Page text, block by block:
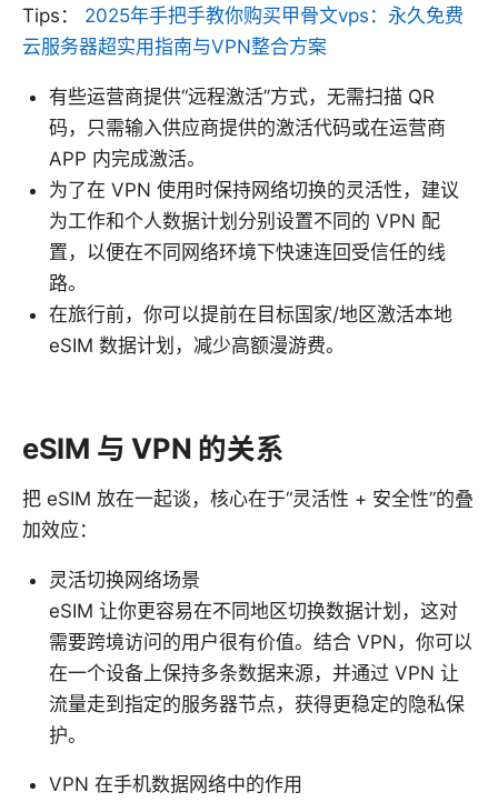
Tips： 2025年手把手教你购买甲骨文vps：永久免费
云服务器超实用指南与VPN整合方案
有些运营商提供“远程激活”方式，无需扫描 QR
码，只需输入供应商提供的激活代码或在运营商
APP 内完成激活。
为了在 VPN 使用时保持网络切换的灵活性，建议
为工作和个人数据计划分别设置不同的 VPN 配
置，以便在不同网络环境下快速连回受信任的线
路。
在旅行前，你可以提前在目标国家/地区激活本地
eSIM 数据计划，减少高额漫游费。
eSIM 与 VPN 的关系
把 eSIM 放在一起谈，核心在于“灵活性 + 安全性”的叠
加效应：
灵活切换网络场景
eSIM 让你更容易在不同地区切换数据计划，这对
需要跨境访问的用户很有价值。结合 VPN，你可以
在一个设备上保持多条数据来源，并通过 VPN 让
流量走到指定的服务器节点，获得更稳定的隐私保
护。
VPN 在手机数据网络中的作用